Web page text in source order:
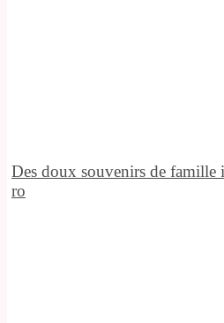
Des doux souvenirs de famille
ro